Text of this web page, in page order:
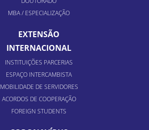
MBA / ESPECIALIZAÇÃO
EXTENSÃO
INTERNACIONAL
INSTITUIÇÕES PARCERIAS
ESPAÇO INTERCAMBISTA
MOBILIDADE DE SERVIDORES
ACORDOS DE COOPERAÇÃO
FOREIGN STUDENTS